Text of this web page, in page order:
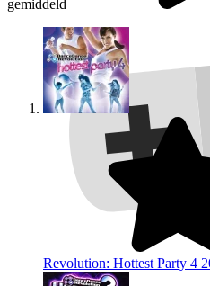
gemiddeld
Revolution: Hottest Party 4